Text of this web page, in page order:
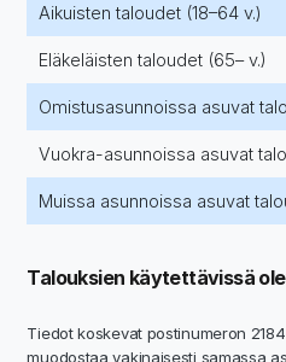
Aikuisten taloudet (18–64 v.)
Eläkeläisten taloudet (65– v.)
Omistusasunnoissa asuvat
Vuokra-asunnoissa asuvat
Muissa asunnoissa asuvat
Talouksien käytettävissä
Tiedot koskevat postinumeron
muodostaa vakinaisesti samassa